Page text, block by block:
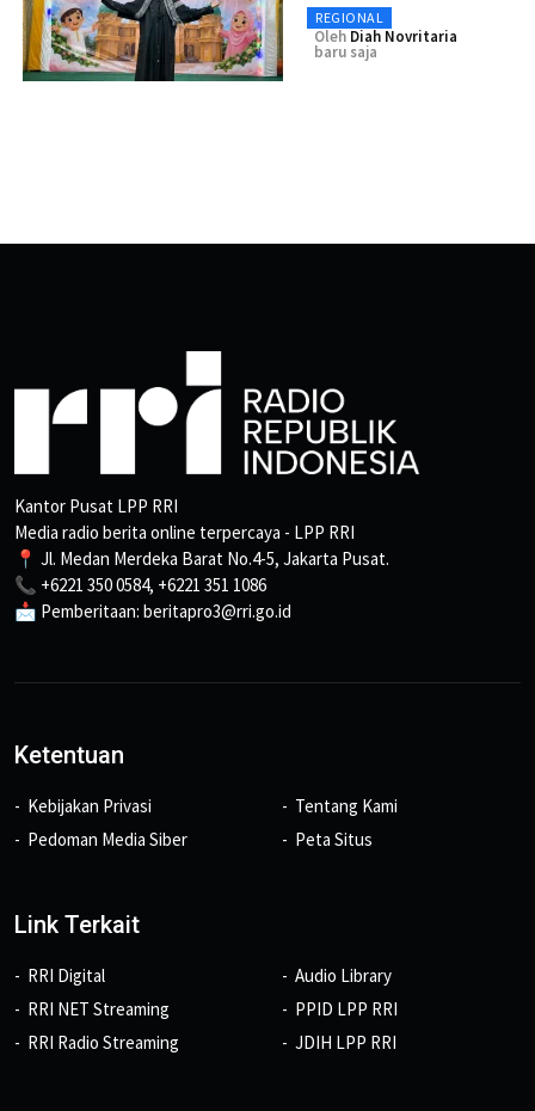
REGIONAL
Oleh Diah Novritaria
baru saja
Kantor Pusat LPP RRI
Media radio berita online terpercaya - LPP RRI
📍 Jl. Medan Merdeka Barat No.4-5, Jakarta Pusat.
📞 +6221 350 0584, +6221 351 1086
📩 Pemberitaan: beritapro3@rri.go.id
Ketentuan
Kebijakan Privasi
Pedoman Media Siber
Tentang Kami
Peta Situs
Link Terkait
RRI Digital
RRI NET Streaming
RRI Radio Streaming
Audio Library
PPID LPP RRI
JDIH LPP RRI